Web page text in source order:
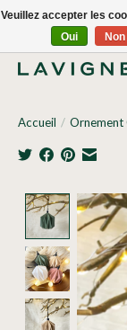
Nous livrons tous les
Accueil / Ornement
Veuillez accepter les
Oui
Non